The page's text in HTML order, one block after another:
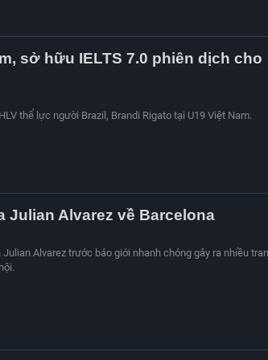
sở hữu IELTS 7.0 phiên dịch cho
thể lực người Brazil, Brandi Rigato tại U19 Việt Nam.
Julian Alvarez về Barcelona
Alvarez trước báo giới nhanh chóng gây ra nhiều